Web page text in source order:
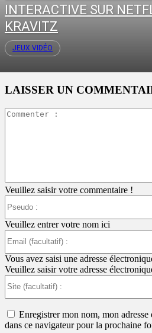
INTERACTIVE SUR
KRAVITZ
JEUX VIDÉO
LAISSER UN
Veuillez saisir votre commentaire !
Veuillez entrer votre nom ici
Vous avez saisi une adresse
Veuillez saisir votre adresse
Enregistrer mon nom, mon
dans ce navigateur pour la prochaine